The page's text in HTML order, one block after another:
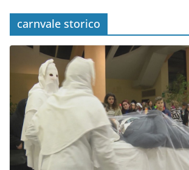
carnvale storico